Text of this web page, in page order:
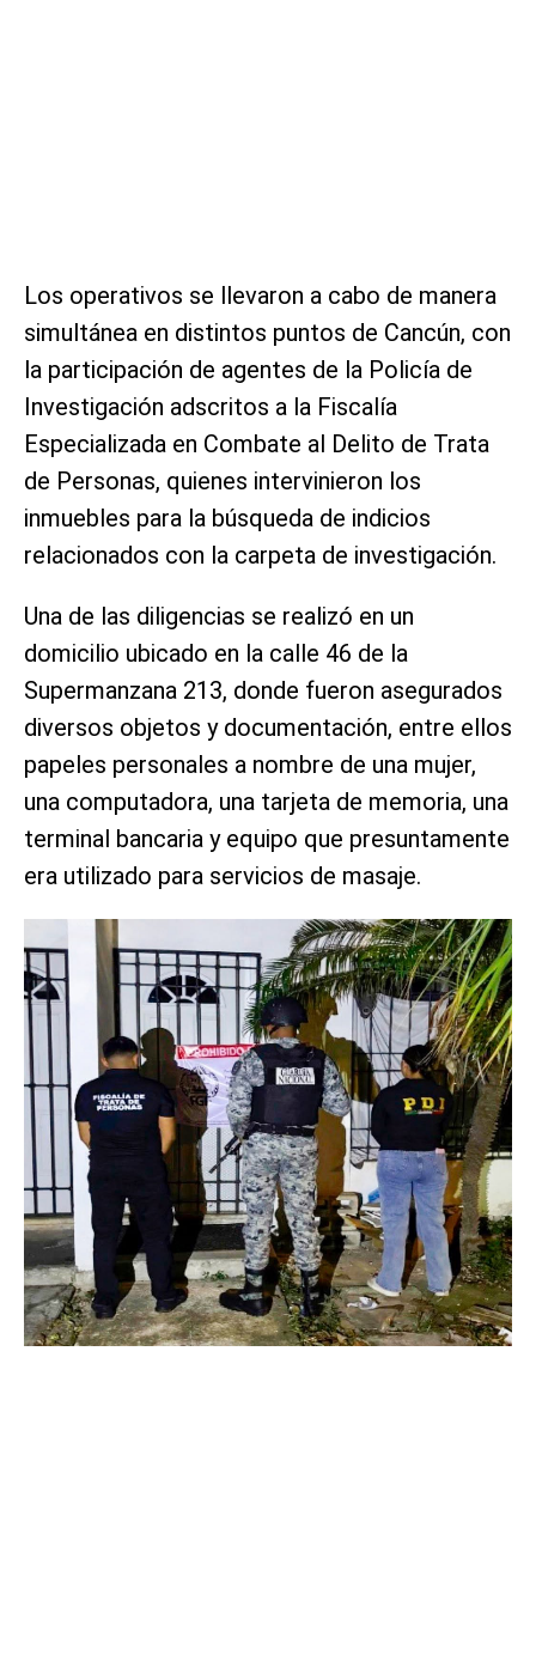
Los operativos se llevaron a cabo de manera
simultánea en distintos puntos de Cancún, con
la participación de agentes de la Policía de
Investigación adscritos a la Fiscalía
Especializada en Combate al Delito de Trata
de Personas, quienes intervinieron los
inmuebles para la búsqueda de indicios
relacionados con la carpeta de investigación.
Una de las diligencias se realizó en un
domicilio ubicado en la calle 46 de la
Supermanzana 213, donde fueron asegurados
diversos objetos y documentación, entre ellos
papeles personales a nombre de una mujer,
una computadora, una tarjeta de memoria, una
terminal bancaria y equipo que presuntamente
era utilizado para servicios de masaje.